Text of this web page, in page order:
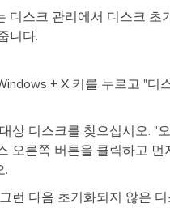
디스크 관리에서 디스크 초
니다.
+ X 키를 누르고 "디
상 디스크를 찾으십시오. "
오른쪽 버튼을 클릭하고 먼
.
런 다음 초기화되지 않은